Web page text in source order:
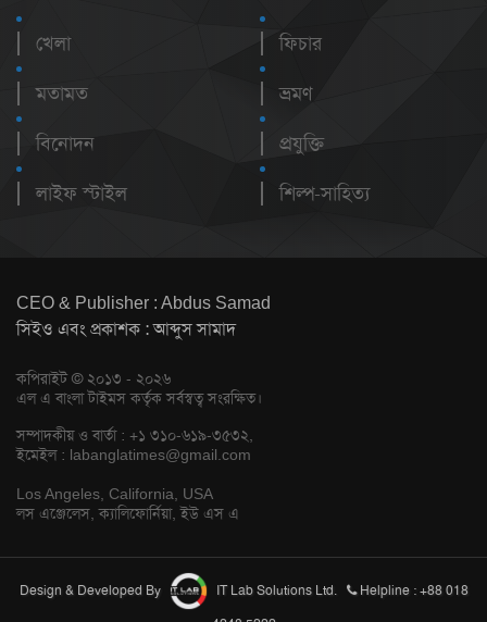
খেলা
মতামত
বিনোদন
লাইফ স্টাইল
ফিচার
ভ্রমণ
প্রযুক্তি
শিল্প-সাহিত্য
CEO & Publisher : Abdus Samad
সিইও এবং প্রকাশক : আব্দুস সামাদ
কপিরাইট © ২০১৩ - ২০২৬
এল এ বাংলা টাইমস কর্তৃক সর্বস্বত্ব সংরক্ষিত।
সম্পাদকীয় ও বার্তা : +১ ৩১০-৬১৯-৩৫৩২,
ইমেইল : labanglatimes@gmail.com
Los Angeles, California, USA
লস এঞ্জেলেস, ক্যালিফোর্নিয়া, ইউ এস এ
Design & Developed By IT Lab Solutions Ltd.
Helpline : +88 018